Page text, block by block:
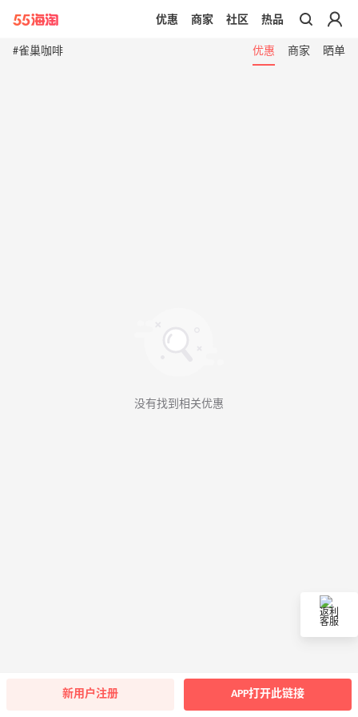
带你去官网买正品
优惠 商家 社区 热品
#雀巢咖啡 优惠 商家 晒单
没有找到相关优惠
返利
客服
新用户注册 APP打开此链接